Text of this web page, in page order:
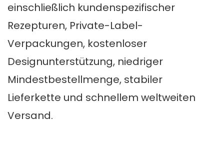
einschließlich kundenspezifischer
Rezepturen, Private-Label-
Verpackungen, kostenloser
Designunterstützung, niedriger
Mindestbestellmenge, stabiler
Lieferkette und schnellem weltweiten
Versand.